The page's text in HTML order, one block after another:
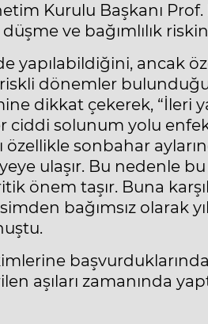
Kurulu Başkanı
ve bağımlılık
yapılabildiğini, ancak
riskli dönemler
dikkat çekerek,
ciddi solunum yolu
özellikle sonbahar
ulaşır. Bu nedenle
önem taşır. Buna
bağımsız olarak
aşıları zamanında